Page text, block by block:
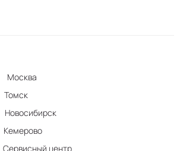
Москва
Томск
Новосибирск
Кемерово
Сервисный центр